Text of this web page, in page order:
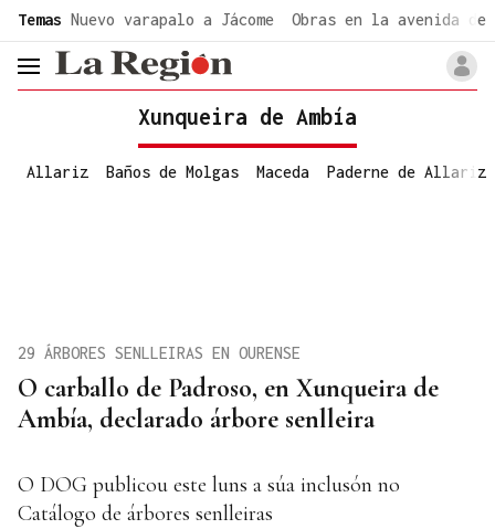
Temas Nuevo varapalo a Jácome Obras en la avenida de
header.menu.open
Xunqueira de Ambía
Allariz Baños de Molgas Maceda Paderne de Allariz
O carballo de Padroso, en Xunqueira de
Ambía, declarado árbore senlleira
29 ÁRBORES SENLLEIRAS EN OURENSE
O DOG publicou este luns a súa inclusón no
Catálogo de árbores senlleiras